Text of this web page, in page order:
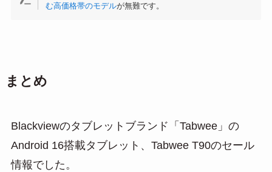
む高価格帯のモデルが無難です。
まとめ
Blackviewのタブレットブランド「Tabwee」の
Android 16搭載タブレット、Tabwee T90のセール
情報でした。